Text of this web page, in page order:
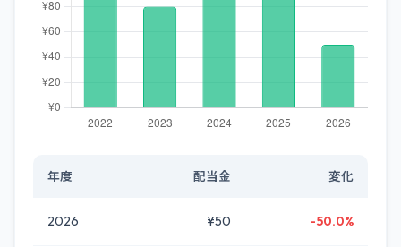
年度 配当金 変化
2026 ¥50 -50.0%